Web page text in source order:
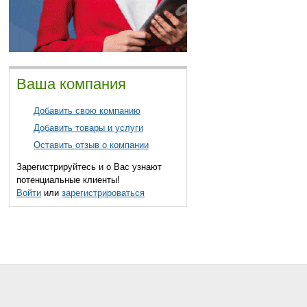
Ваша компания
Добавить свою компанию
Добавить товары и услуги
Оставить отзыв о компании
Зарегистрируйтесь и о Вас узнают
потенциальные клиенты!
Войти или зарегистрироваться